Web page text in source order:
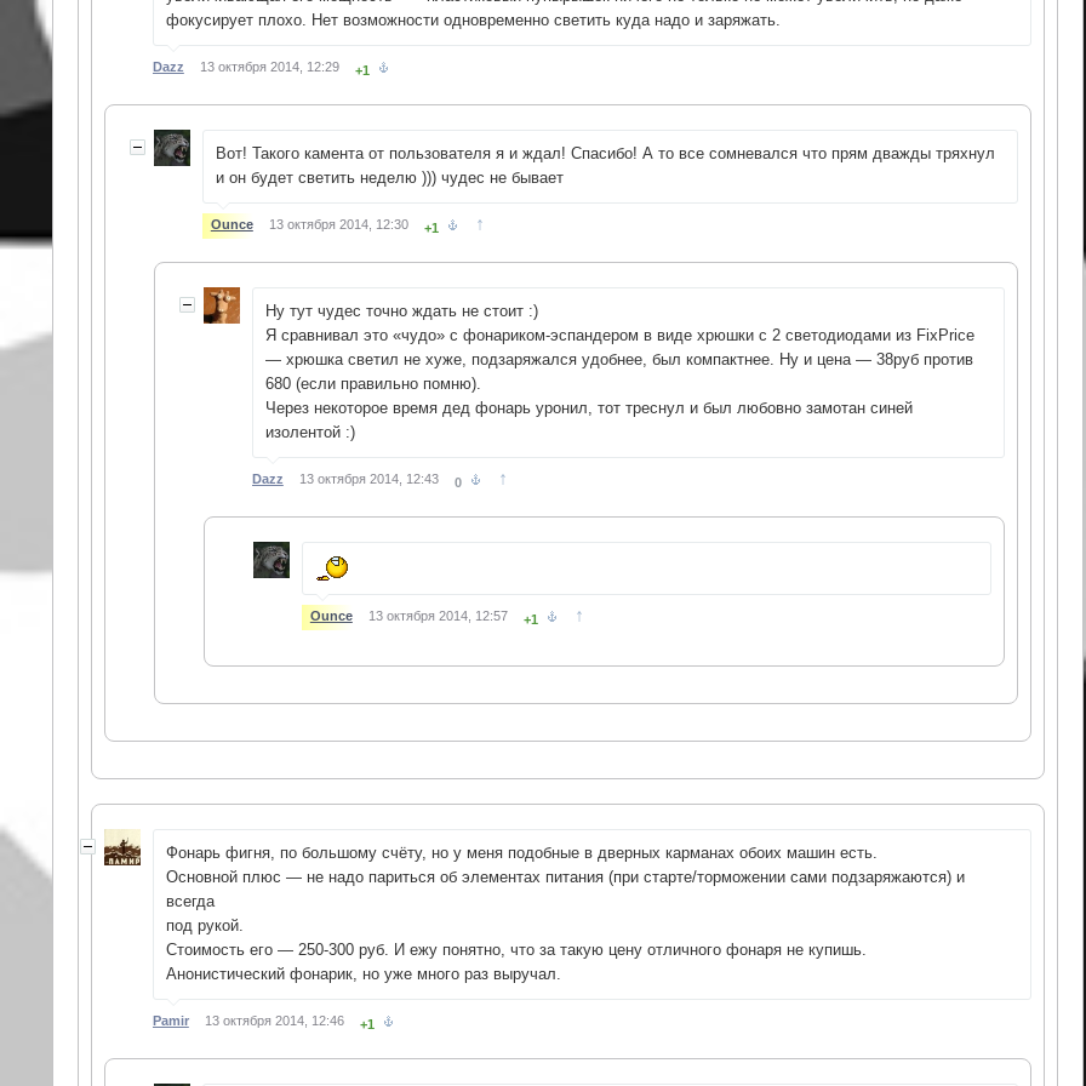
фокусирует плохо. Нет возможности одновременно светить куда надо и заряжать.
Dazz 13 октября 2014, 12:29 +1
Вот! Такого камента от пользователя я и ждал! Спасибо! А то все сомневался что прям дважды тряхнул
и он будет светить неделю ))) чудес не бывает
Ounce 13 октября 2014, 12:30 +1 ↑
Ну тут чудес точно ждать не стоит :)
Я сравнивал это «чудо» с фонариком-эспандером в виде хрюшки с 2 светодиодами из FixPrice
— хрюшка светил не хуже, подзаряжался удобнее, был компактнее. Ну и цена — 38руб против
680 (если правильно помню).
Через некоторое время дед фонарь уронил, тот треснул и был любовно замотан синей
изолентой :)
Dazz 13 октября 2014, 12:43 0 ↑
Ounce 13 октября 2014, 12:57 +1 ↑
Фонарь фигня, по большому счёту, но у меня подобные в дверных карманах обоих машин есть.
Основной плюс — не надо париться об элементах питания (при старте/торможении сами подзаряжаются) и
всегда
под рукой.
Стоимость его — 250-300 руб. И ежу понятно, что за такую цену отличного фонаря не купишь.
Анонистический фонарик, но уже много раз выручал.
Pamir 13 октября 2014, 12:46 +1